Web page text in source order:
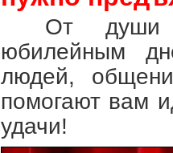
От души
юбилейным
людей,
помогают вам
удачи!